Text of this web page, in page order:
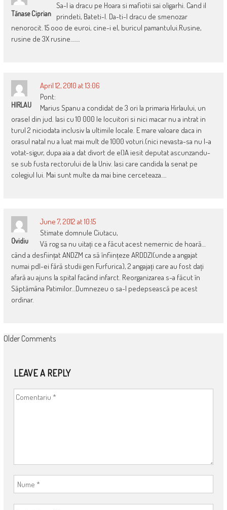
Tănase Ciprian
Sa-l ia dracu pe Hoara si mafiotii sai oligarhi. Cand il
prindeti, Bateti-l. Da-ti-l dracu de smenozar
nenorocit. 15 ooo de euroi, cine-i el, buricul pamantului.Rusine,
rusine de 3X rusine…….
HIRLAU
April 12, 2010 at 13:06
Pont:
Marius Spanu a condidat de 3 ori la primaria Hirlaului, un
orasel din jud. Iasi cu 10 000 le locuitori si nici macar nu a intrat in
turul 2 niciodata inclusiv la ultimile locale. E mare valoare daca in
orasul natal nu a luat mai mult de 1000 voturi.(nici nevasta-sa nu l-a
votat-sigur, dupa aia a dat divort de el)A iesit deputat ascunzandu-
se sub fusta rectorului de la Univ. Iasi care candida la senat pe
colegiul lui. Mai sunt multe da mai bine cerceteaza….
Ovidiu
June 7, 2012 at 10:15
Stimate domnule Ciutacu,
Vă rog sa nu uitați ce a făcut acest nemernic de hoară…
când a desființat ANDZM ca să înființeze ARDDZI(unde a angajat
numai pdl-ei fără studii gen Furfurica), 2 angajați care au fost dați
afară au ajuns la spital facând infarct. Reorganizarea s-a făcut în
Săptămâna Patimilor…Dumnezeu o sa-l pedepsească pe acest
ordinar.
COMMENT
Older Comments
LEAVE A REPLY